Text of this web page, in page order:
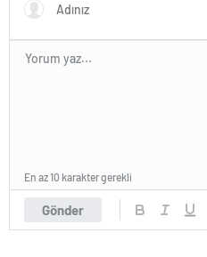
Gönder
En az 10 karakter gerekli